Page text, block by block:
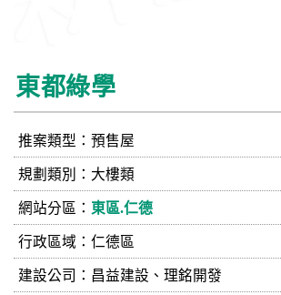
東都綠學
推案類型：預售屋
規劃類別：大樓類
網站分區： 東區.仁德
行政區域：仁德區
建設公司： 昌益建設、理銘開發